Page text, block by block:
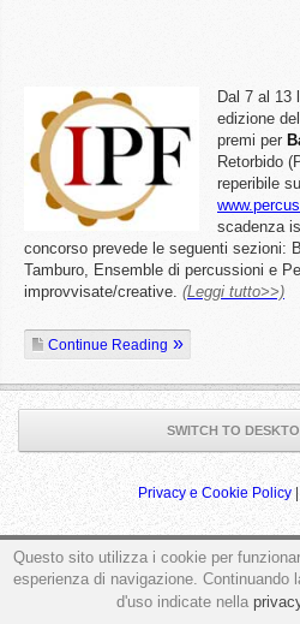
Dal 7 al 13
edizione del
premi per
Retorbido
reperibile
scadenza
concorso prevede le seguenti sezioni:
Tamburo, Ensemble di percussioni e
improvvisate/creative. (Leggi tutto>>)
Continue Reading
SWITCH TO
Privacy e Cookie Policy
Questo sito utilizza i cookie per
esperienza di navigazione. Continuando
d'uso indicate nella
ga('send', 'pageview');